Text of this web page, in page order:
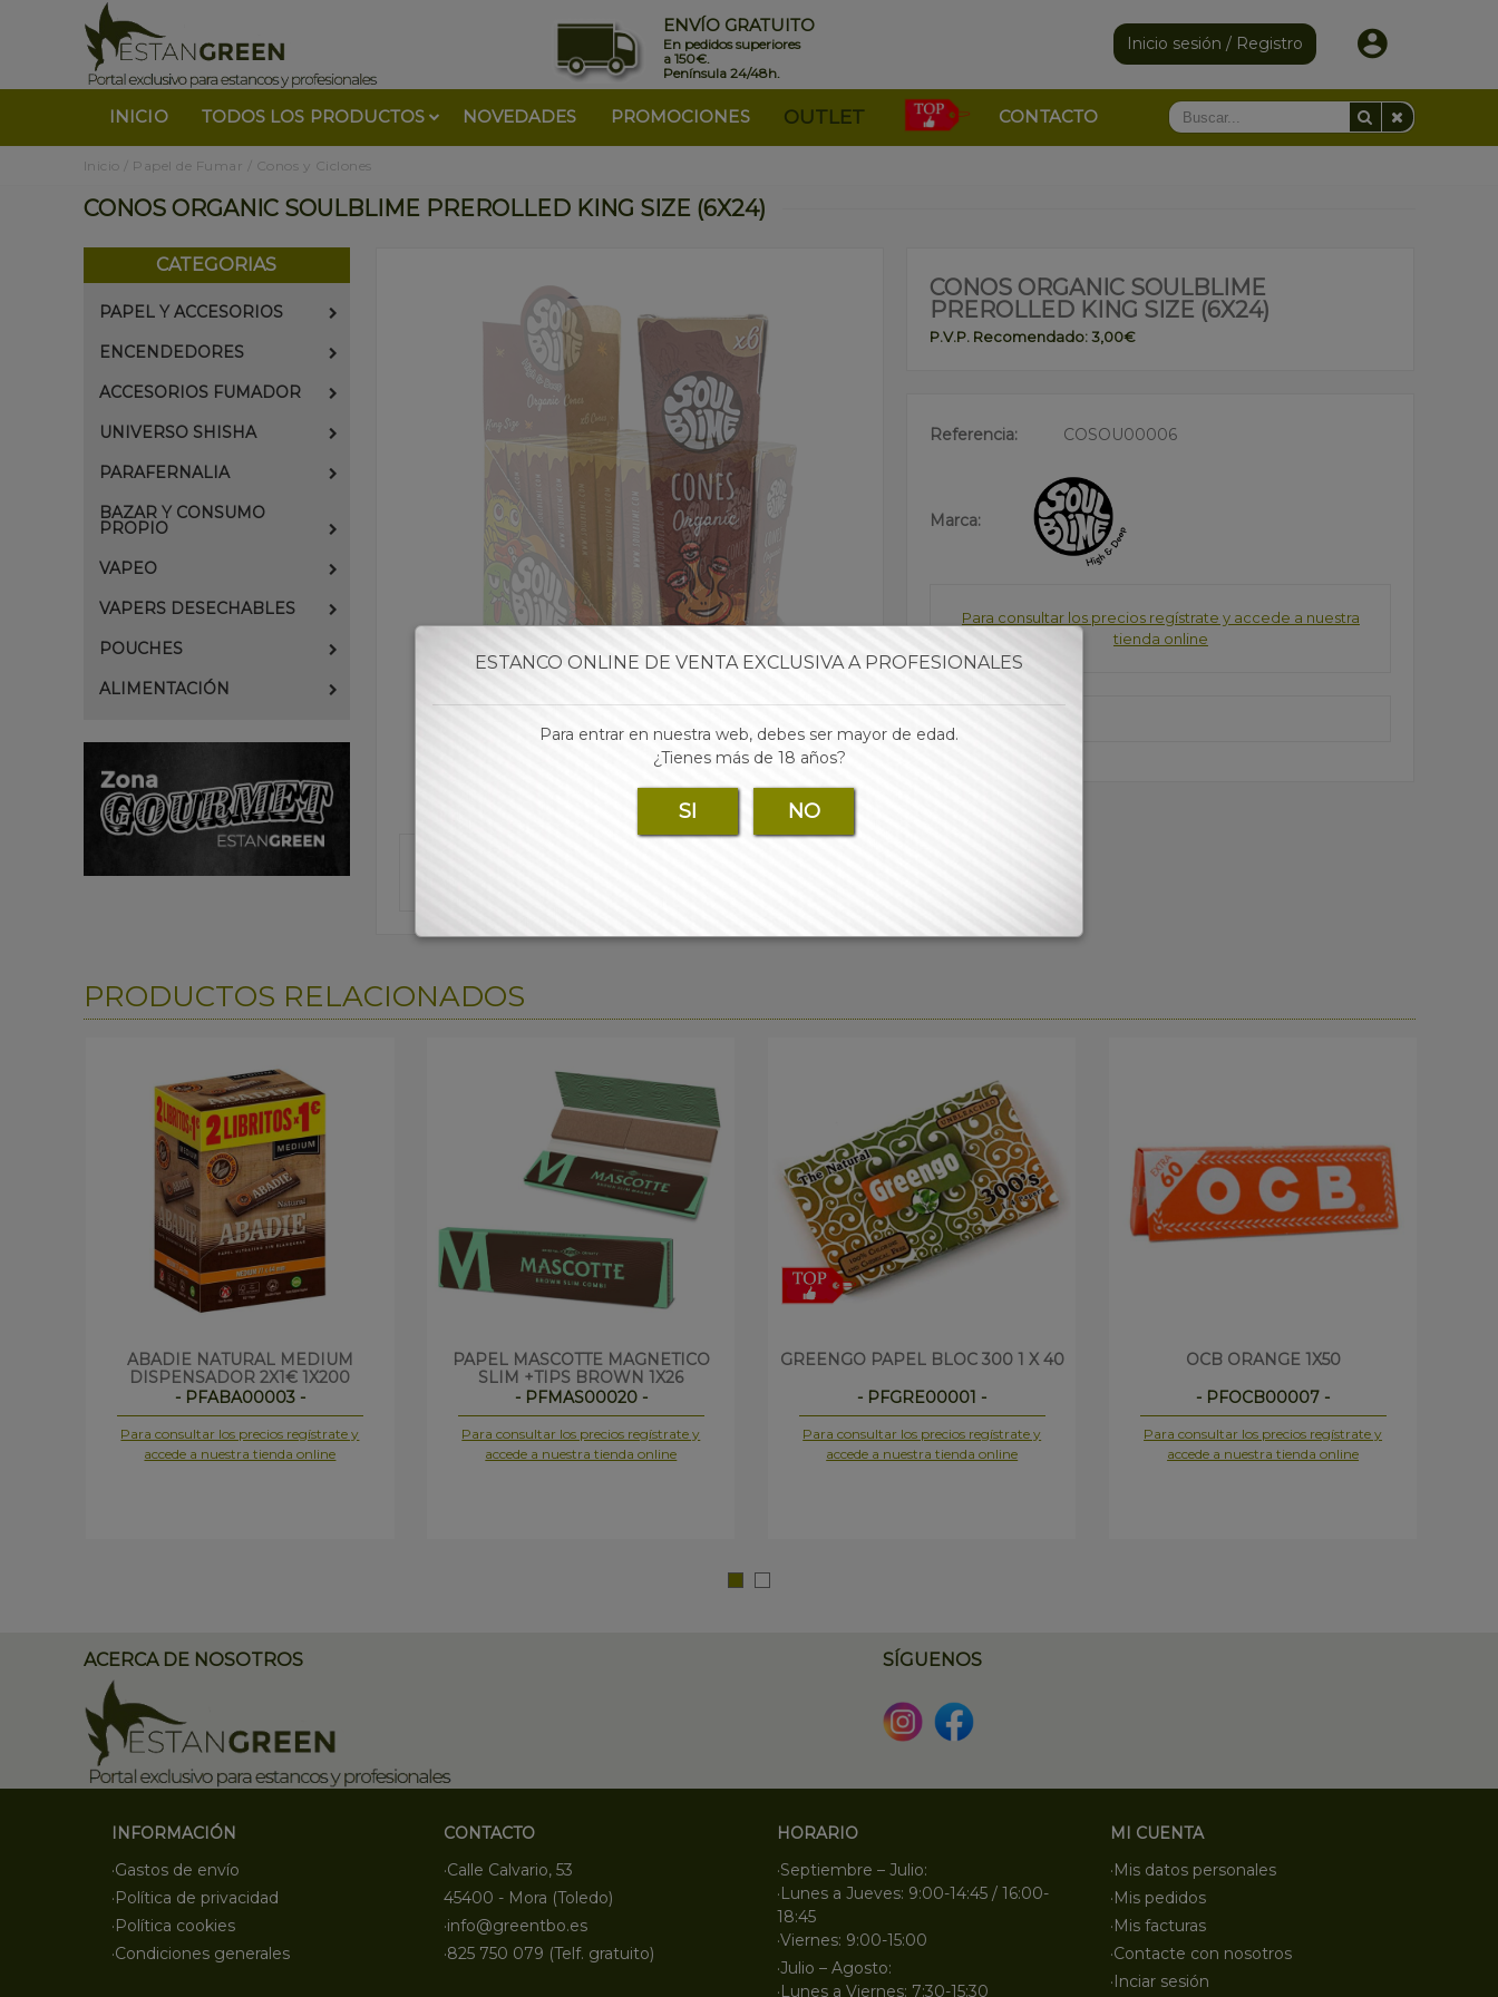
ENVÍO GRATUITO
En pedidos superiores
a 150€.
Península 24/48h.
Inicio sesión / Registro
INICIO TODOS LOS PRODUCTOS NOVEDADES PROMOCIONES OUTLET CONTACTO
Inicio Papel de Fumar Conos y Ciclones
CONOS ORGANIC SOULBLIME PREROLLED KING SIZE (6X24)
CATEGORIAS
PAPEL Y ACCESORIOS
ENCENDEDORES
ACCESORIOS FUMADOR
UNIVERSO SHISHA
PARAFERNALIA
BAZAR Y CONSUMO
PROPIO
VAPEO
VAPERS DESECHABLES
POUCHES
ALIMENTACIÓN
CONOS ORGANIC SOULBLIME
PREROLLED KING SIZE (6X24)
P.V.P. Recomendado: 3,00€
Referencia: COSOU00006
Marca:
Para consultar los precios regístrate y accede a nuestra
tienda online
PRODUCTOS RELACIONADOS
ABADIE NATURAL MEDIUM
DISPENSADOR 2X1€ 1X200
- PFABA00003 -
Para consultar los precios regístrate y
accede a nuestra tienda online
PAPEL MASCOTTE MAGNETICO
SLIM +TIPS BROWN 1X26
- PFMAS00020 -
Para consultar los precios regístrate y
accede a nuestra tienda online
GREENGO PAPEL BLOC 300 1 X 40
- PFGRE00001 -
Para consultar los precios regístrate y
accede a nuestra tienda online
OCB ORANGE 1X50
- PFOCB00007 -
Para consultar los precios regístrate y
accede a nuestra tienda online
ACERCA DE NOSOTROS SÍGUENOS
INFORMACIÓN
·Gastos de envío
·Política de privacidad
·Política cookies
·Condiciones generales
CONTACTO
·Calle Calvario, 53
45400 - Mora (Toledo)
·info@greentbo.es
·825 750 079 (Telf. gratuito)
HORARIO
·Septiembre – Julio:
·Lunes a Jueves: 9:00-14:45 / 16:00-
18:45
·Viernes: 9:00-15:00
·Julio – Agosto:
·Lunes a Viernes: 7:30-15:30
MI CUENTA
·Mis datos personales
·Mis pedidos
·Mis facturas
·Contacte con nosotros
·Inciar sesión
ESTANCO ONLINE DE VENTA EXCLUSIVA A PROFESIONALES
Para entrar en nuestra web, debes ser mayor de edad.
¿Tienes más de 18 años?
SI NO